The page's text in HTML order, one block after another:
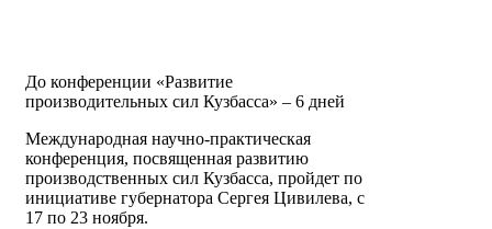
До конференции «Развитие
производительных сил Кузбасса» – 6 дней
Международная научно-практическая
конференция, посвященная развитию
производственных сил Кузбасса, пройдет по
инициативе губернатора Сергея Цивилева, с
17 по 23 ноября.